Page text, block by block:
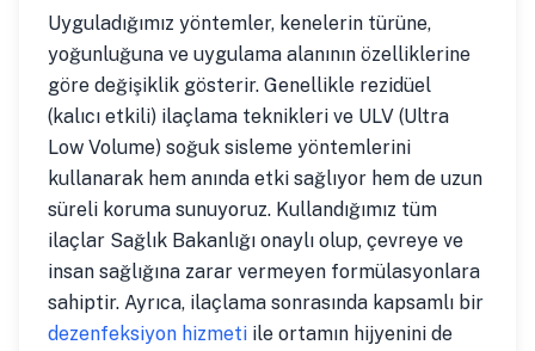
Uyguladığımız yöntemler, kenelerin türüne,
yoğunluğuna ve uygulama alanının özelliklerine
göre değişiklik gösterir. Genellikle rezidüel
(kalıcı etkili) ilaçlama teknikleri ve ULV (Ultra
Low Volume) soğuk sisleme yöntemlerini
kullanarak hem anında etki sağlıyor hem de uzun
süreli koruma sunuyoruz. Kullandığımız tüm
ilaçlar Sağlık Bakanlığı onaylı olup, çevreye ve
insan sağlığına zarar vermeyen formülasyonlara
sahiptir. Ayrıca, ilaçlama sonrasında kapsamlı bir
dezenfeksiyon hizmeti ile ortamın hijyenini de